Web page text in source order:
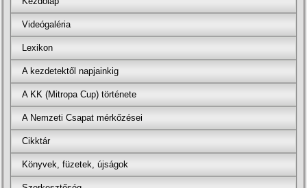
Videógaléria
Lexikon
A kezdetektől napjainkig
A KK (Mitropa Cup) története
A Nemzeti Csapat mérkőzései
Cikktár
Könyvek, füzetek, újságok